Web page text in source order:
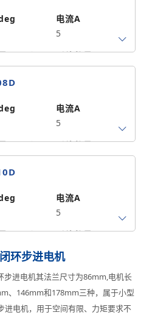
134
电流A
5
g.cm²
引线数量
4
121
电流A
5
g.cm²
引线数量
4
149
电流A
5
g.cm²
引线数量
4
马达长度mm
环步进电机
步进电机其法兰尺寸为86mm,电机长
、146mm和178mm三种，属于小型
进电机，用于空间有限、力矩要求不